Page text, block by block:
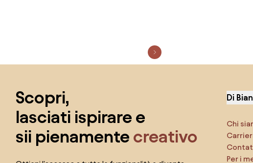
Scopri,
lasciati ispirare e
sii pienamente creativo
Di
Chi
Per i